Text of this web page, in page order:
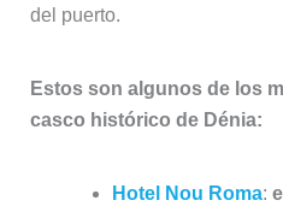
del puerto.
Estos son algunos de los
casco histórico de Dénia:
Hotel Nou Roma: